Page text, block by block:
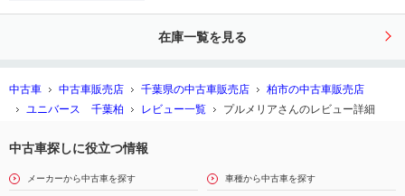
ン ルームミラー内蔵ＥＴＣ 禁煙車
在庫一覧を見る
中古車 中古車販売店 千葉県の中古車販売店
柏市の中古車販売店
ユニバース 千葉柏
レビュー一覧 プルメリアさんのレビュー詳細
中古車探しに役立つ情報
メーカーから中古車を探す 車種から中古車を探す